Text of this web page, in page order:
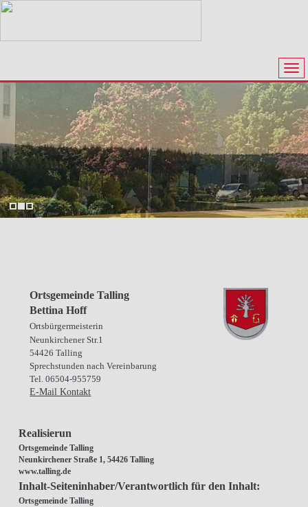
Ortsgemeinde Talling
Bettina Hoff
Ortsbürgermeisterin
Neunkirchener Str.1
54426 Talling
Sprechstunden nach Vereinbarung
Tel. 06504-955759
E-Mail Kontakt
Realisierun
Ortsgemeinde Talling
Neunkirchener Straße 1, 54426 Talling
www.talling.de
Inhalt-Seiteninhaber/Verantwortlich für den Inhalt:
Ortsgemeinde Talling